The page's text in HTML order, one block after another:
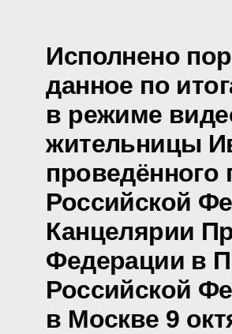
Исполнено
данное по
в режиме
жительницы
проведённого
Российской
Канцелярии
Федерации в
Российской
в Москве 9